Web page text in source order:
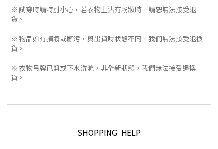
※ 試穿時請特別小心，若衣物上沾有粉妝時，請恕無法接受退
貨。
※ 物品如有損壞或髒污，與出貨時狀態不同，我們無法接受退換
貨。
※ 衣物吊牌已剪或下水洗滌，非全新狀態，我們無法接受退換
貨。
SHOPPING HELP